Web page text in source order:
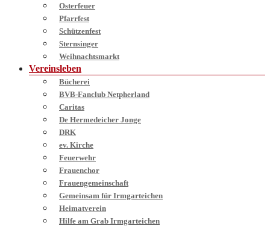
Osterfeuer
Pfarrfest
Schützenfest
Sternsinger
Weihnachtsmarkt
Vereinsleben
Bücherei
BVB-Fanclub Netpherland
Caritas
De Hermedeicher Jonge
DRK
ev. Kirche
Feuerwehr
Frauenchor
Frauengemeinschaft
Gemeinsam für Irmgarteichen
Heimatverein
Hilfe am Grab Irmgarteichen